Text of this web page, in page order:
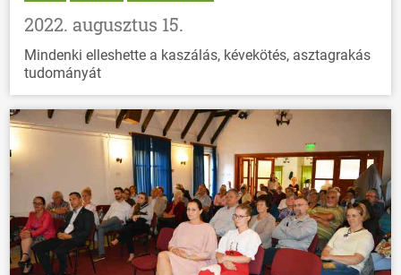
2022. augusztus 15.
Mindenki elleshette a kaszálás, kévekötés, asztagrakás
tudományát